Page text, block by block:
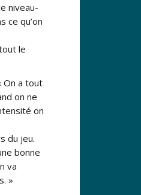
niveau-
ce qu’on
le
On a tout
on ne
on
du jeu.
bonne
va
»